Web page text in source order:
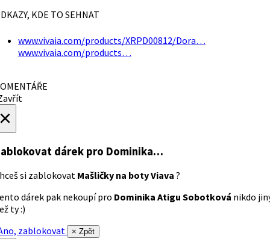
KDE TO SEHNAT
www.vivaia.com/products/XRPD00812/Dora…
www.vivaia.com/products…
dárek pro Dominika…
si zablokovat Mašličky na boty Viava ?
dárek pak nekoupí pro Dominika Atigu Sobotková nikdo
ty :)
zablokovat
× Zpět